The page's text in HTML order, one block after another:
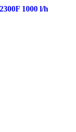
1000 l/h